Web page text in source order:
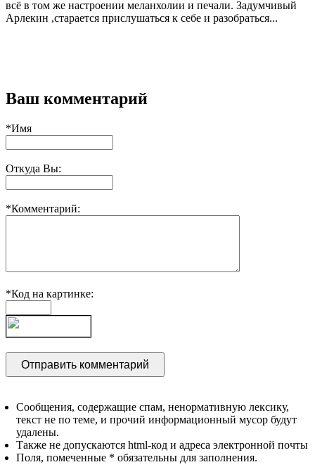
всё в том же настроении меланхолии и печали. Задумчивый
Арлекин ,старается прислушаться к себе и разобраться...
Ваш комментарий
*Имя
Откуда Вы:
*Комментарий:
*Код на картинке:
Сообщения, содержащие спам, ненормативную лексику,
текст не по теме, и прочий информационный мусор будут
удалены.
Также не допускаются html-код и адреса электронной почты
Поля, помеченные * обязательны для заполнения.